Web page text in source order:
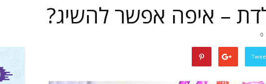
– איפה אפשר להשיג?
0